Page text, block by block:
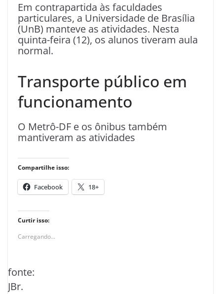
Em contrapartida às faculdades
particulares, a Universidade de Brasília
(UnB) manteve as atividades. Nesta
quinta-feira (12), os alunos tiveram aula
normal.
Transporte público em
funcionamento
O Metrô-DF e os ônibus também
mantiveram as atividades
Compartilhe isso:
Facebook 18+
Curtir isso:
Carregando...
fonte:
JBr.